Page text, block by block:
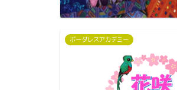
ボーダレスアカデミー